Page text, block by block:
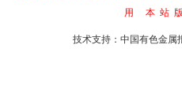
用 本站
技术支持：中国有色金属